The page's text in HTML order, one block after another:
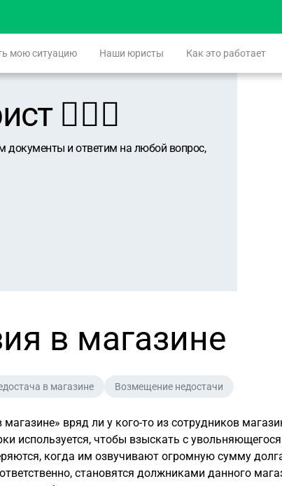
мою ситуацию Наши юристы Как это работает
👨🏻‍⚖️
документы и ответим на любой вопрос,
в магазине
в магазине Возмещение недостачи
магазине» вряд ли у кого-то из сотрудников
используется, чтобы взыскать с
когда им озвучивают огромную сумму
становятся должниками данного